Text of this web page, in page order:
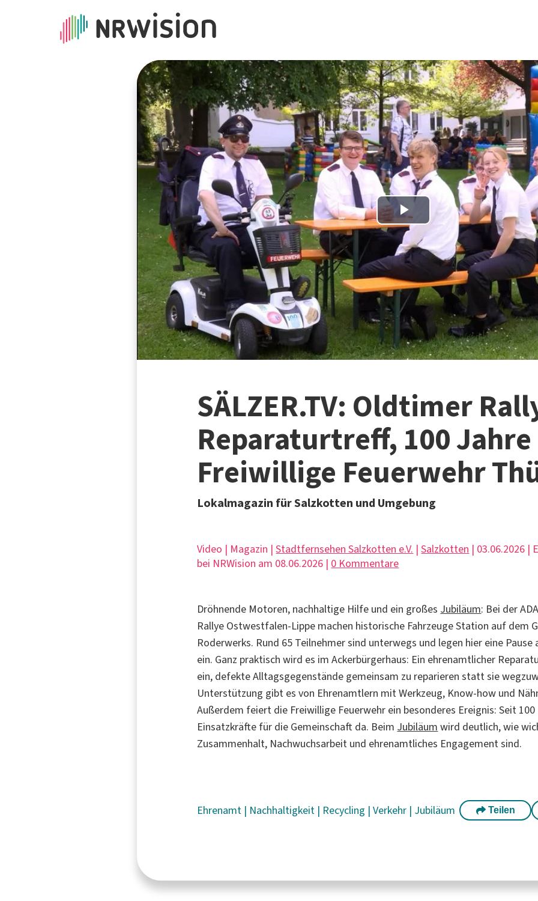
Play
Video
SÄLZER.TV: Oldtimer
Reparaturtreff, 100 Jahre
Freiwillige Feuerwehr
Lokalmagazin für Salzkotten und Umgebung
Video | Magazin |Stadtfernsehen Salzkotten e.V. |Salzkotten | 03.06.2026 |
bei NRWision am 08.06.2026 | 0 Kommentare
Dröhnende Motoren, nachhaltige Hilfe und ein großes Jubiläum: Bei der
Rallye Ostwestfalen-Lippe machen historische Fahrzeuge Station auf dem
Roderwerks. Rund 65 Teilnehmer sind unterwegs und legen hier eine
ein. Ganz praktisch wird es im Ackerbürgerhaus: Ein ehrenamtlicher
ein, defekte Alltagsgegenstände gemeinsam zu reparieren statt sie
Unterstützung gibt es von Ehrenamtlern mit Werkzeug, Know-how und
Außerdem feiert die Freiwillige Feuerwehr ein besonderes Ereignis: Seit
Einsatzkräfte für die Gemeinschaft da. Beim Jubiläum wird deutlich, wie
Zusammenhalt, Nachwuchsarbeit und ehrenamtliches Engagement sind.
Ehrenamt | Nachhaltigkeit | Recycling |Verkehr | Jubiläum Teilen